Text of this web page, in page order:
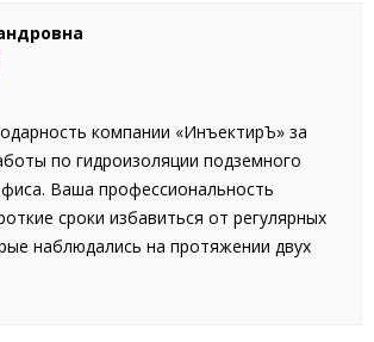
компании «ИнъектирЪ» за
по гидроизоляции подземного
Ваша профессиональность
сроки избавиться от регулярных
наблюдались на протяжении двух